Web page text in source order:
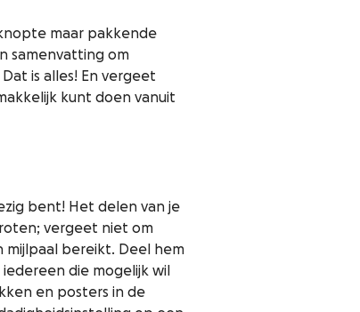
maar pakkende
samenvatting om
is alles! En vergeet
kunt doen vanuit
bent! Het delen van je
vergeet niet om
mijlpaal bereikt. Deel hem
die mogelijk wil
en posters in de